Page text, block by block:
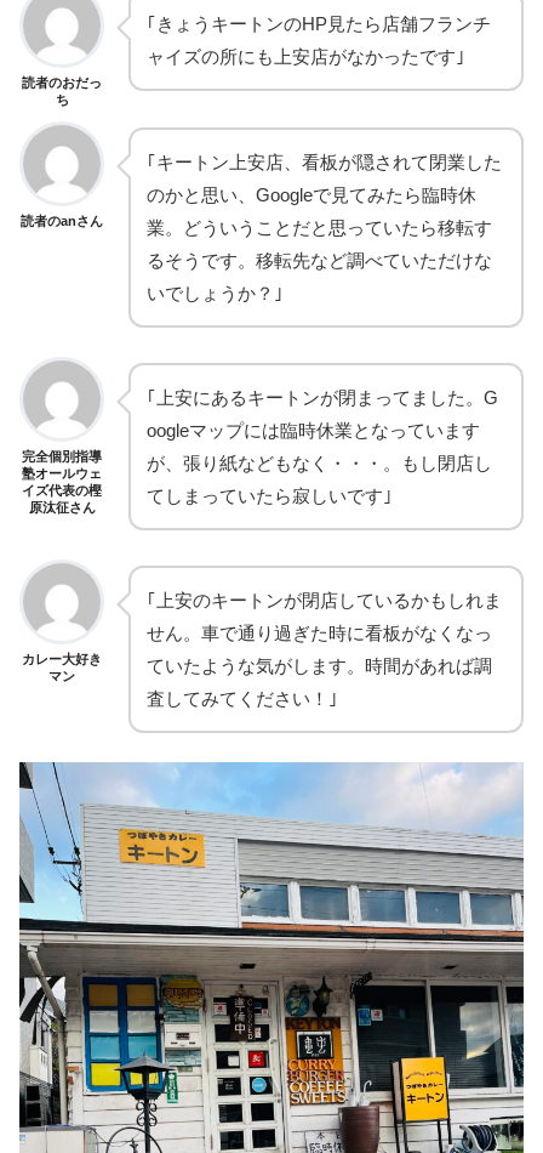
読者のおだっ
ち
｢きょうキートンのHP見たら店舗フランチ
ャイズの所にも上安店がなかったです｣
読者のanさん
｢キートン上安店、看板が隠されて閉業した
のかと思い、Googleで見てみたら臨時休
業。どういうことだと思っていたら移転す
るそうです。移転先など調べていただけな
いでしょうか？｣
完全個別指導
塾オールウェ
イズ代表の樫
原汰征さん
｢上安にあるキートンが閉まってました。G
oogleマップには臨時休業となっています
が、張り紙などもなく・・・。もし閉店し
てしまっていたら寂しいです｣
カレー大好き
マン
｢上安のキートンが閉店しているかもしれま
せん。車で通り過ぎた時に看板がなくなっ
ていたような気がします。時間があれば調
査してみてください！｣